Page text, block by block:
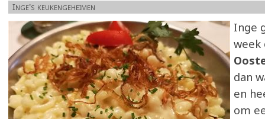
Inge's keukengeheimen
Inge
week
dan
en
om